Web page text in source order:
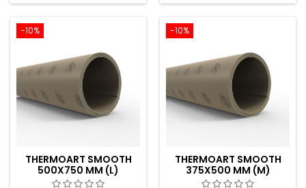
-10%
THERMOART SMOOTH
500X750 MM (L)
-10%
THERMOART SMOOTH
375X500 MM (M)